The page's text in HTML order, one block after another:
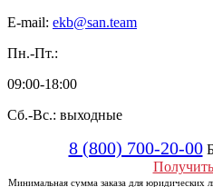
E-mail: ekb@san.team
Пн.-Пт.:
09:00-18:00
Сб.-Вс.: выходные
8 (800) 700-20-00
Минимальная сумма заказа для юридических